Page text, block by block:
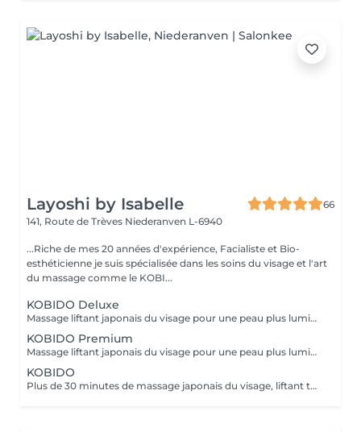
Layoshi by Isabelle
66
141, Route de Trèves Niederanven L-6940
...Riche de mes 20 années d'expérience, Facialiste et Bio-
esthéticienne je suis spécialisée dans les soins du visage et l'art
du massage comme le KOBI...
KOBIDO Deluxe
Massage liftant japonais du visage pour une peau plus lumineuse et repulpée, sublimée par l'utilisation d'ustensiles comme le gua-sha, le ridoki, ou encore les ventouses etc...dans le seul but d'optimiser les résultats. Un gommage ou un masque sous LED (en fonction de vos besoins) boosteront les effets du soin pour un visage rayonnant! Les bienfaits du kobido sont appréciables dès la première séance. Les muscles faciaux pétris en profondeur, se tonifient, les cernes et les rides s'amenuisent, l'ovale du visage se raffermit, soulignant des angles plus harmonieux. La peau régénérée apparaît comme défroissée, retapissée. Un drainage en dernière phase contribue à éliminer les toxines et à assainir la peau. Un véritable effet tenseur est ressenti à l'issue du soin pour des traits rehaussés à souhait. L'éventuelle brume de fatigue s'évapore pour faire place à un joli grain de peau qui respire la santé. Le teint s'illumine, un coup de jeune bluffant s'affiche sur une mine radieuse. !!! Pour un résultat plus durable, ce soin est conseillé en cure !!! Demandez conseil à votre esthéticienne.
KOBIDO Premium
Massage liftant japonais du visage pour une peau plus lumineuse et repulpée, personnalisé en fonction de vos besoins grâce à l'utilisation d'ustensiles comme le gua-sha, le ridoki, ou encore les ventouses etc... Les bienfaits du kobido sont appréciables dès la première séance. Les muscles faciaux pétris en profondeur, se tonifient, les cernes et les rides s'amenuisent, l'ovale du visage se raffermit, soulignant des angles plus harmonieux. La peau regénérée apparaît comme défroissée, retapissée. Un drainage en dernière phase contribue à éliminer les toxines et à assainir la peau. Un véritable effet tenseur! !!! Pour un résultat plus durable, ce soin est conseillé en cure !!! Demandez conseil à votre esthéticienne.
KOBIDO
Plus de 30 minutes de massage japonais du visage, liftant tonifiant et repulpant = une vraie gymnastique faciale pour une peau plus lumineuse et une diminution des rides. Les bienfaits du kobido sont appréciables dès la première séance. Les muscles faciaux pétris en profondeur, se tonifient, les cernes et les rides s'amenuisent, l'ovale du visage se raffermit, soulignant des angles plus harmonieux. La peau régénerée apparaît comme défroissée, retapissée. Un véritable effet tenseur! !!! Pour un résultat plus durable, ce soin est conseillé en cure !!! Demandez conseil à votre esthéticienne.